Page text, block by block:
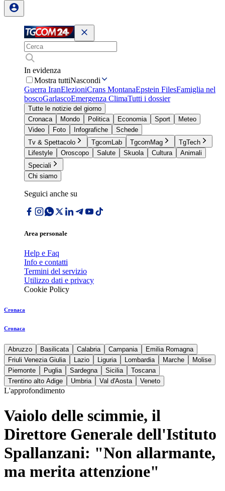
In evidenza
Mostra tuttiNascondi
Guerra IranElezioniCrans MontanaEpstein FilesFamiglia nel
boscoGarlascoEmergenza ClimaTutti i dossier
Tutte le notizie del giorno
Cronaca
Mondo Politica Economia Sport
Meteo
Video
Foto Infografiche
Schede
Tv & Spettacolo
TgcomLab TgcomMag
TgTech
Lifestyle
Oroscopo Salute Skuola Cultura
Animali
Speciali
Chi siamo
Seguici anche su
Area personale
Help e Faq
Info e contatti
Termini del servizio
Utilizzo dati e privacy
Cookie Policy
Cronaca
Cronaca
Abruzzo Basilicata Calabria Campania
Emilia Romagna
Friuli Venezia Giulia
Lazio Liguria Lombardia Marche
Molise
Piemonte
Puglia Sardegna Sicilia
Toscana
Trentino alto Adige
Umbria Val d'Aosta Veneto
L'approfondimento
Vaiolo delle scimmie, il
Direttore Generale dell'Istituto
Spallanzani: "Non allarmante,
ma merita attenzione"